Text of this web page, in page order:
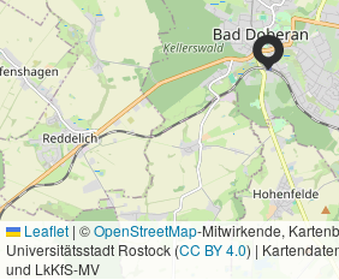
Leaflet | ©OpenStreetMap-Mitwirkende,
Universitätsstadt Rostock (CC BY 4.0) |
und LkKfS-MV